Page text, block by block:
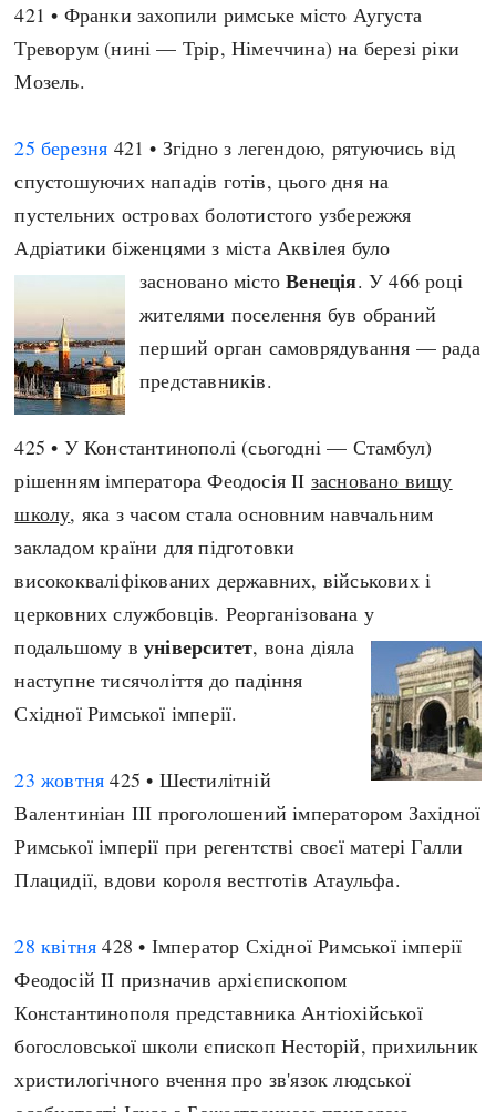
Людина і суспільство
Наука, освіта і техніка
Особистості
Політика
Релігія
Розваги і дозвілля
Спорт
Регіони
Австралія
Азія
Європа
Хронологія
Високе Середньовіччя
Пізнє Середньовіччя
Нова історія
Новітня історія
Наш час
Нові статті
Визначальні події
#Хештеги
done
421 • Франки захопили римське місто Аугуста
Треворум (нині — Трір, Німеччина) на березі ріки
Мозель.
25 березня 421 • Згідно з легендою, рятуючись від
спустошуючих нападів готів, цього дня на
пустельних островах болотистого узбережжя
Адріатики біженцями з міста Аквілея було
засновано містоВенеція. У 466 році
жителями поселення був обраний
перший орган самоврядування — рада
представників.
425 • У Константинополі (сьогодні — Стамбул)
рішенням імператора Феодосія II засновано вищу
школу, яка з часом стала основним навчальним
закладом країни для підготовки
висококваліфікованих державних, військових і
церковних службовців. Реорганізована у
подальшому вуніверситет, вона діяла
наступне тисячоліття до падіння
Східної Римської імперії.
23 жовтня 425 • Шестилітній
Валентиніан III проголошений імператором Західної
Римської імперії при регентстві своєї матері Галли
Плацидії, вдови короля вестготів Атаульфа.
28 квітня 428 • Імператор Східної Римської імперії
Феодосій II призначив архієпископом
Константинополя представника Антіохійської
богословської школи єпископ Несторій, прихильник
христилогічного вчення про зв'язок людської